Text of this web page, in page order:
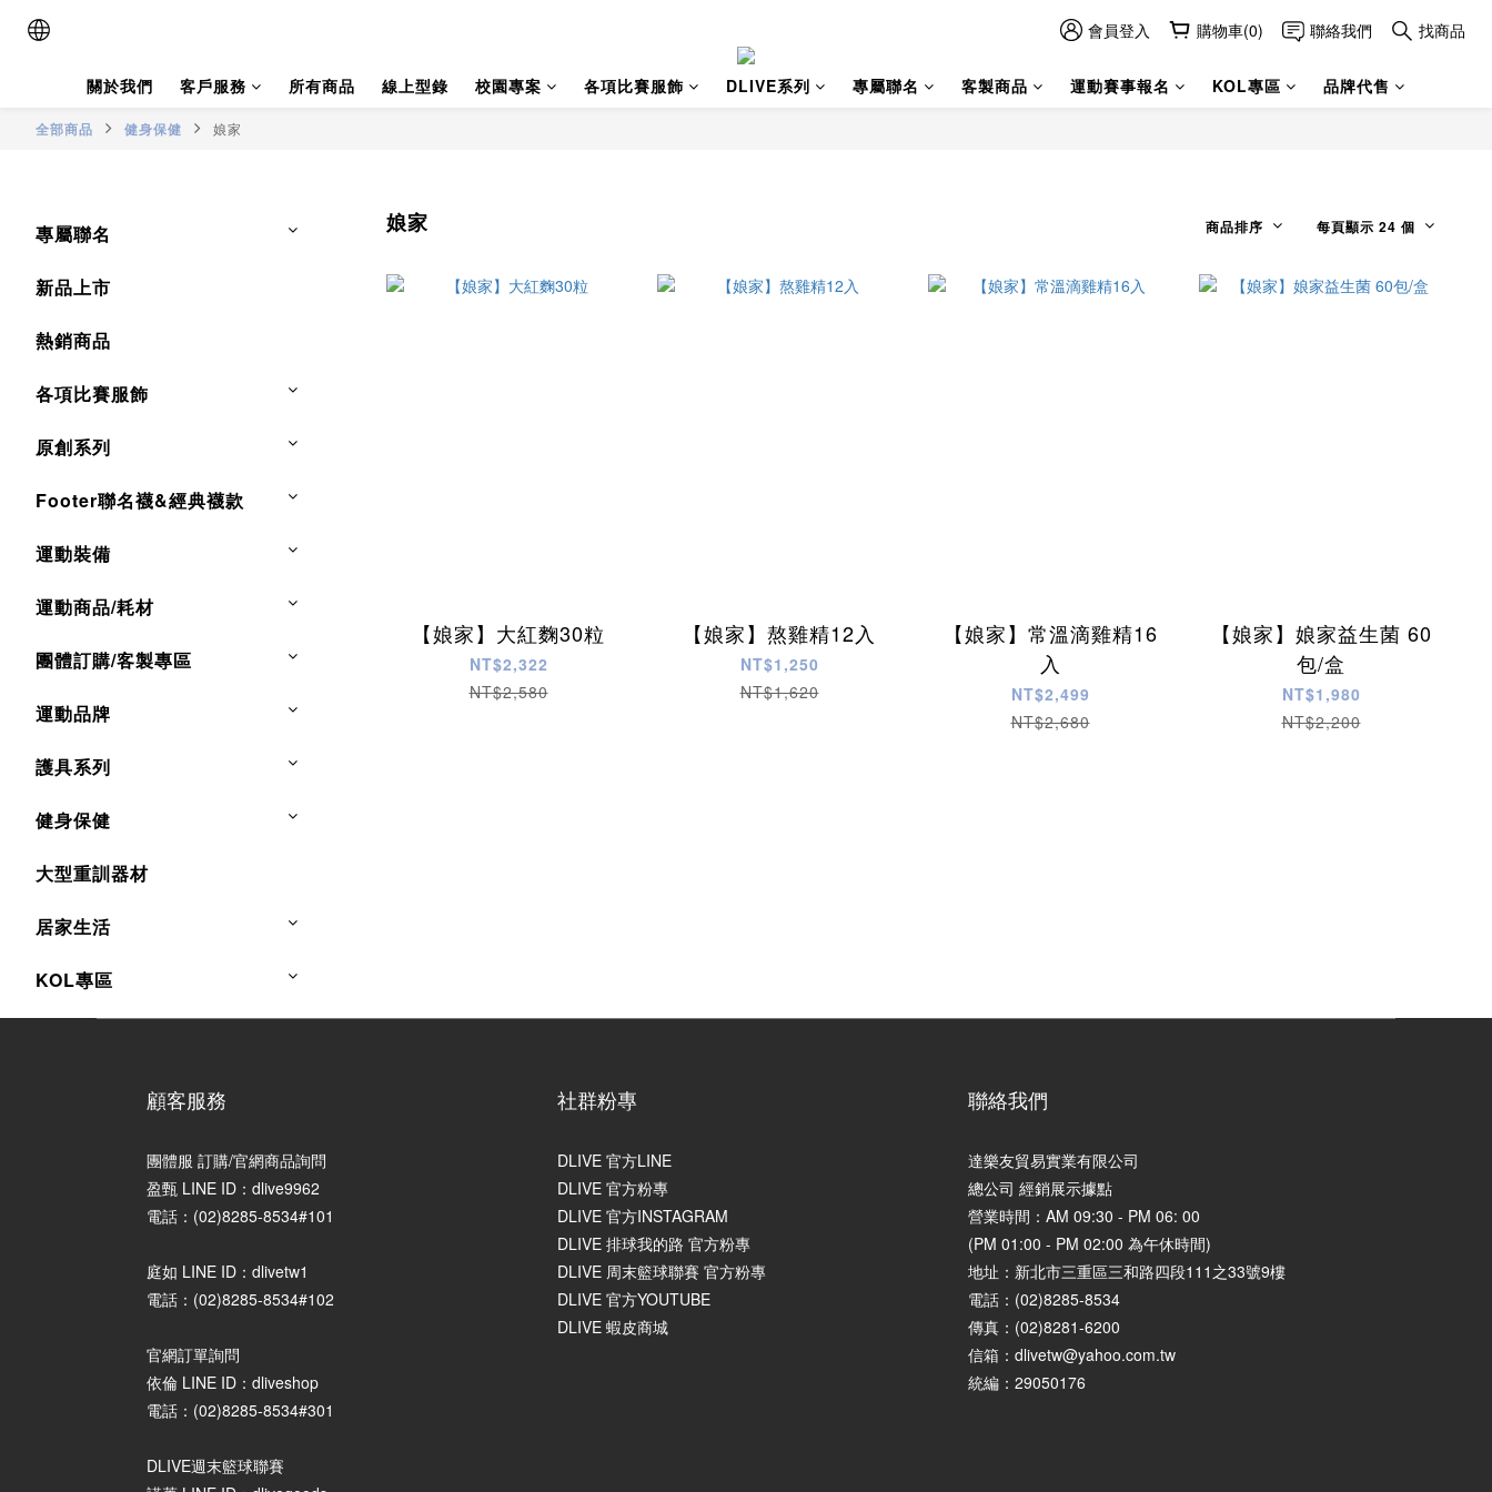
會員登入 購物車(0) 聯絡我們 找商品
關於我們 客戶服務 所有商品 線上型錄 校園專案 各項比賽服飾 DLIVE系列 專屬聯名 客製商品 運動賽事報名 KOL專區 品牌代售
全部商品 健身保健 娘家
專屬聯名
新品上市
熱銷商品
各項比賽服飾
原創系列
Footer聯名襪&經典襪款
運動裝備
運動商品/耗材
團體訂購/客製專區
運動品牌
護具系列
健身保健
大型重訓器材
居家生活
KOL專區
娘家 商品排序 每頁顯示 24 個
【娘家】大紅麴30粒
NT$2,322
NT$2,580
【娘家】熬雞精12入
NT$1,250
NT$1,620
【娘家】常溫滴雞精16
入
NT$2,499
NT$2,680
【娘家】娘家益生菌 60
包/盒
NT$1,980
NT$2,200
顧客服務
團體服 訂購/官網商品詢問
盈甄 LINE ID：dlive9962
電話：(02)8285-8534#101
庭如 LINE ID：dlivetw1
電話：(02)8285-8534#102
官網訂單詢問
依倫 LINE ID：dliveshop
電話：(02)8285-8534#301
DLIVE週末籃球聯賽
社群粉專
DLIVE 官方LINE
DLIVE 官方粉專
DLIVE 官方INSTAGRAM
DLIVE 排球我的路 官方粉專
DLIVE 周末籃球聯賽 官方粉專
DLIVE 官方YOUTUBE
DLIVE 蝦皮商城
聯絡我們
達樂友貿易實業有限公司
總公司 經銷展示據點
營業時間：AM 09:30 - PM 06: 00
(PM 01:00 - PM 02:00 為午休時間)
地址： 新北市三重區三和路四段111之33號9樓
電話：(02)8285-8534
傳真：(02)8281-6200
信箱：dlivetw@yahoo.com.tw
統編：29050176